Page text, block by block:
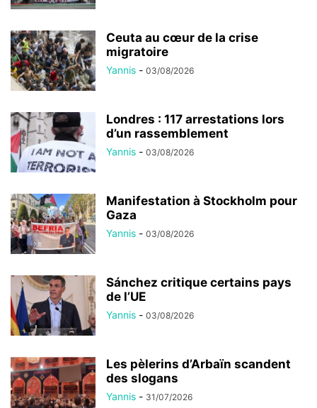
Ceuta au cœur de la crise
migratoire
Yannis - 03/08/2026
Londres : 117 arrestations lors
d’un rassemblement
Yannis - 03/08/2026
Manifestation à Stockholm pour
Gaza
Yannis - 03/08/2026
Sánchez critique certains pays
de l’UE
Yannis - 03/08/2026
Les pèlerins d’Arbaïn scandent
des slogans
Yannis - 31/07/2026